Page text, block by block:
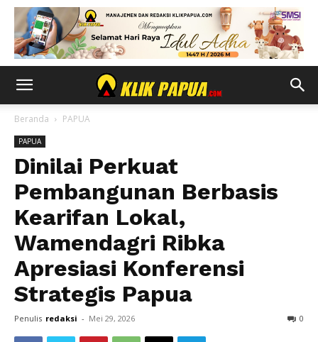
Beranda PAPUA
PAPUA
Dinilai Perkuat
Pembangunan Berbasis
Kearifan Lokal,
Wamendagri Ribka
Apresiasi Konferensi
Strategis Papua
Penulis redaksi - Mei 29, 2026 0